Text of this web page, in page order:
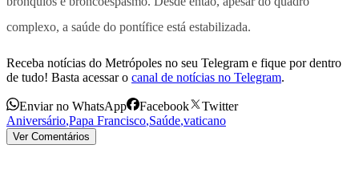
complexo, a saúde do pontífice está estabilizada.
Receba notícias do Metrópoles no seu Telegram e fique por dentro
de tudo! Basta acessar o canal de notícias no Telegram.
Enviar no WhatsApp Facebook
Twitter
Aniversário,Papa Francisco,Saúde,vaticano
Ver Comentários